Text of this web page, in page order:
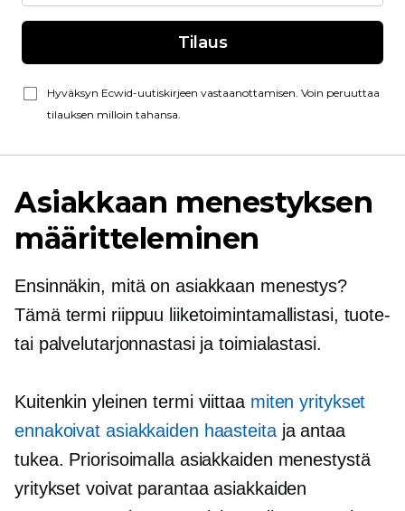
Tilaus
Hyväksyn Ecwid-uutiskirjeen vastaanottamisen. Voin peruuttaa
tilauksen milloin tahansa.
Asiakkaan menestyksen
määritteleminen
Ensinnäkin, mitä on asiakkaan menestys?
Tämä termi riippuu liiketoimintamallistasi, tuote-
tai palvelutarjonnastasi ja toimialastasi.
Kuitenkin yleinen termi viittaa miten yritykset
ennakoivat asiakkaiden haasteitaja antaa
tukea. Priorisoimalla asiakkaiden menestystä
yritykset voivat parantaa asiakkaiden